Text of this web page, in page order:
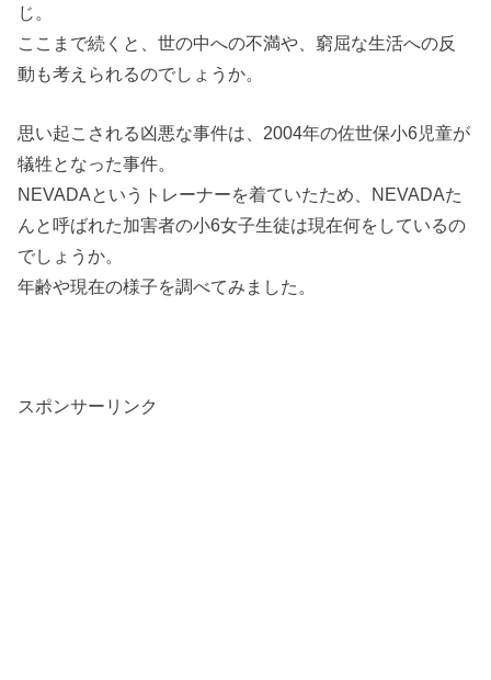
じ。
ここまで続くと、世の中への不満や、窮屈な生活への反
動も考えられるのでしょうか。
思い起こされる凶悪な事件は、2004年の佐世保小6児童が
犠牲となった事件。
NEVADAというトレーナーを着ていたため、NEVADAた
んと呼ばれた加害者の小6女子生徒は現在何をしているの
でしょうか。
年齢や現在の様子を調べてみました。
スポンサーリンク